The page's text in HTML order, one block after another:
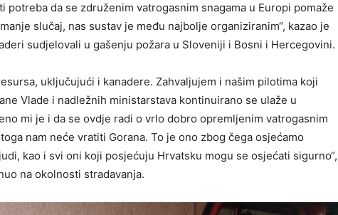
potreba da se združenim vatrogasnim snagama u Europi pomaže
slučaj, nas sustav je među najbolje organiziranim“, kazao je
sudjelovali u gašenju požara u Sloveniji i Bosni i Hercegovini.
uključujući i kanadere. Zahvaljujem i našim pilotima koji
Vlade i nadležnih ministarstava kontinuirano se ulaže u
mi je i da se ovdje radi o vrlo dobro opremljenim vatrogasnim
nam neće vratiti Gorana. To je ono zbog čega osjećamo
kao i svi oni koji posjećuju Hrvatsku mogu se osjećati sigurno“,
na okolnosti stradavanja.